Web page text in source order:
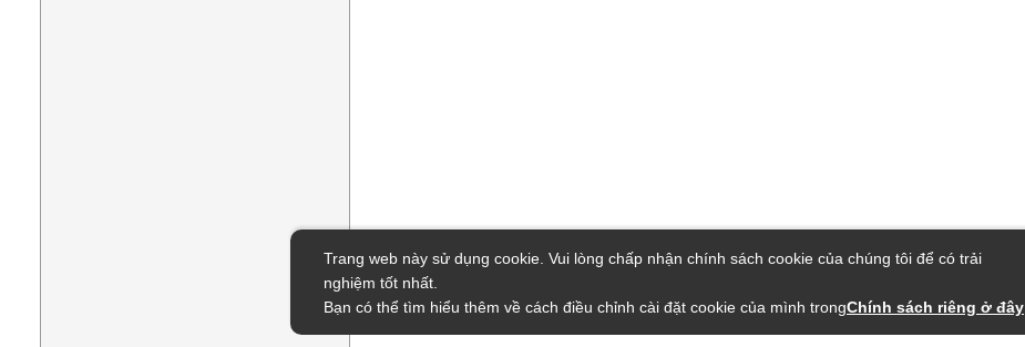
Trang web này sử dụng cookie. Vui lòng chấp nhận chính sách cookie của chúng tôi để có trải
nghiệm tốt nhất.
Bạn có thể tìm hiểu thêm về cách điều chỉnh cài đặt cookie của mình trongChính sách riêng ở đây